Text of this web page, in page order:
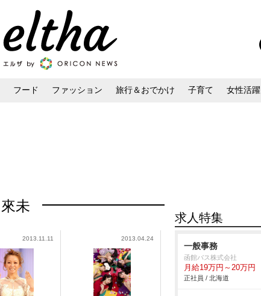
フード ファッション 旅行＆おでかけ 子育て 女性活躍
未
2013.11.11 2013.04.24
求人特集
一般事務
函館バス株式会社
月給19万円～20万円
正社員 / 北海道